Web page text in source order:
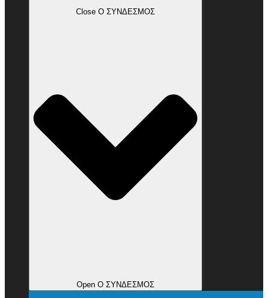
Close Ο ΣΥΝΔΕΣΜΟΣ
Open Ο ΣΥΝΔΕΣΜΟΣ